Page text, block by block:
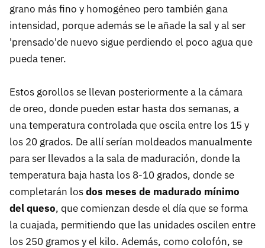
grano más fino y homogéneo pero también gana
intensidad, porque además se le añade la sal y al ser
'prensado'de nuevo sigue perdiendo el poco agua que
pueda tener.
Estos gorollos se llevan posteriormente a la cámara
de oreo, donde pueden estar hasta dos semanas, a
una temperatura controlada que oscila entre los 15 y
los 20 grados. De allí serían moldeados manualmente
para ser llevados a la sala de maduración, donde la
temperatura baja hasta los 8-10 grados, donde se
completarán losdos meses de madurado mínimo
del queso, que comienzan desde el día que se forma
la cuajada, permitiendo que las unidades oscilen entre
los 250 gramos y el kilo. Además, como colofón, se